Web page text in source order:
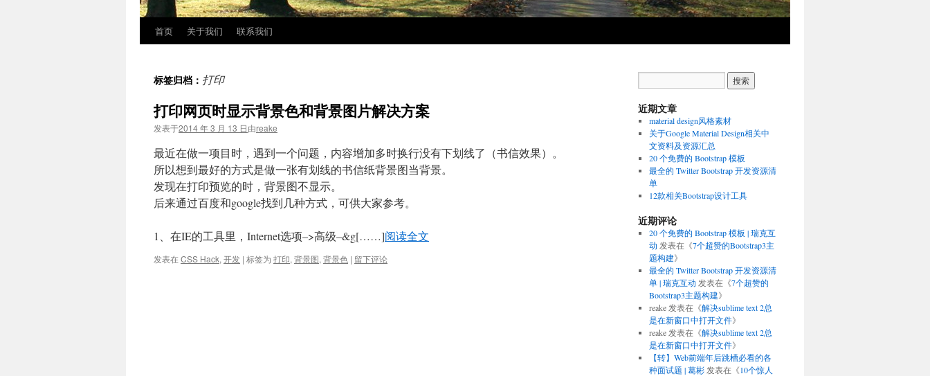
正
文
首页 关于我们 联系我们
标签归档： 打印
打印网页时显示背景色和背景图片解决方案
发表于2014 年 3 月 13 日由reake
最近在做一项目时，遇到一个问题，内容增加多时换行没有下划线了（书信效果）。
所以想到最好的方式是做一张有划线的书信纸背景图当背景。
发现在打印预览的时，背景图不显示。
后来通过百度和google找到几种方式，可供大家参考。
1、在IE的工具里，Internet选项–>高级–&g[……]阅读全文
发表在CSS Hack, 开发 | 标签为 打印, 背景图, 背景色 | 留下评论
近期文章
material design风格素材
关于Google Material Design相关中
文资料及资源汇总
20 个免费的 Bootstrap 模板
最全的 Twitter Bootstrap 开发资源清
单
12款相关Bootstrap设计工具
近期评论
20 个免费的 Bootstrap 模板 | 瑞克互
动 发表在《7个超赞的Bootstrap3主
题构建》
最全的 Twitter Bootstrap 开发资源清
单 | 瑞克互动 发表在《7个超赞的
Bootstrap3主题构建》
reake发表在《解决sublime text 2总
是在新窗口中打开文件》
reake发表在《解决sublime text 2总
是在新窗口中打开文件》
【转】Web前端年后跳槽必看的各
种面试题 | 葛彬发表在《10个惊人